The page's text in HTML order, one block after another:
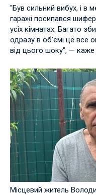
"Був сильний вибух, і в
гаражі посипався
усіх кімнатах. Багато
одразу в об'ємі це все
від цього шоку", — каже
Місцевий житель